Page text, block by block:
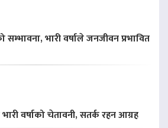
भारी वर्षाले जनजीवन प्रभावित
वर्षाको चेतावनी, सतर्क रहन आग्रह